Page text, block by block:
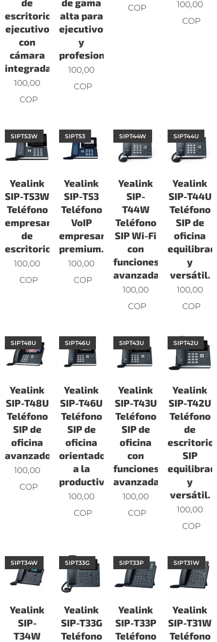
escritorio
ejecutivo
con
cámara
integrada.
100,00
COP
alta para
ejecutivos
y
profesionales.
100,00
COP
COP
100,00
COP
Yealink
SIP-T53W
Teléfono
empresarial
de
escritorio.
SIPT53W
100,00
COP
Yealink
SIP-T53
Teléfono
VoIP
empresarial
premium.
SIPT53
100,00
COP
Yealink
SIP-
T44W
Teléfono
SIP Wi-Fi
con
funciones
avanzadas.
SIPT44W
100,00
COP
Yealink
SIP-T44U
Teléfono
SIP de
oficina
y
versátil.
SIPT44U
100,00
COP
Yealink
SIP-T48U
Teléfono
SIP de
oficina
avanzado.
SIPT48U
100,00
COP
Yealink
SIP-T46U
Teléfono
SIP de
oficina
orientado
a la
productividad.
SIPT46U
100,00
COP
Yealink
SIP-T43U
Teléfono
SIP de
oficina
con
funciones
avanzadas.
SIPT43U
100,00
COP
Yealink
SIP-T42U
Teléfono
de
escritorio
SIP
y
versátil.
SIPT42U
100,00
COP
Yealink
SIP-
T34W
SIPT34W
Yealink
SIP-T33G
Teléfono
SIPT33G
Yealink
SIP-T33P
Teléfono
SIPT33P
Yealink
SIP-T31W
Teléfono
SIPT31W